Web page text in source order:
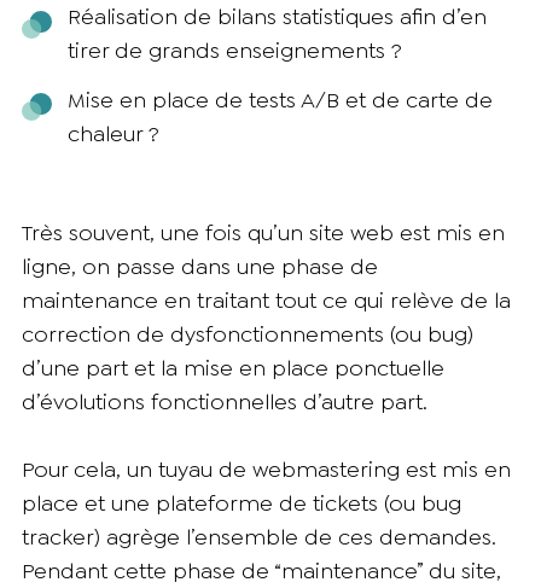
Réalisation de bilans statistiques afin d’en
tirer de grands enseignements ?
Mise en place de tests A/B et de carte de
chaleur ?
Très souvent, une fois qu’un site web est mis en
ligne, on passe dans une phase de
maintenance en traitant tout ce qui relève de la
correction de dysfonctionnements (ou bug)
d’une part et la mise en place ponctuelle
d’évolutions fonctionnelles d’autre part.
Pour cela, un tuyau de webmastering est mis en
place et une plateforme de tickets (ou bug
tracker) agrège l’ensemble de ces demandes.
Pendant cette phase de “maintenance” du site,